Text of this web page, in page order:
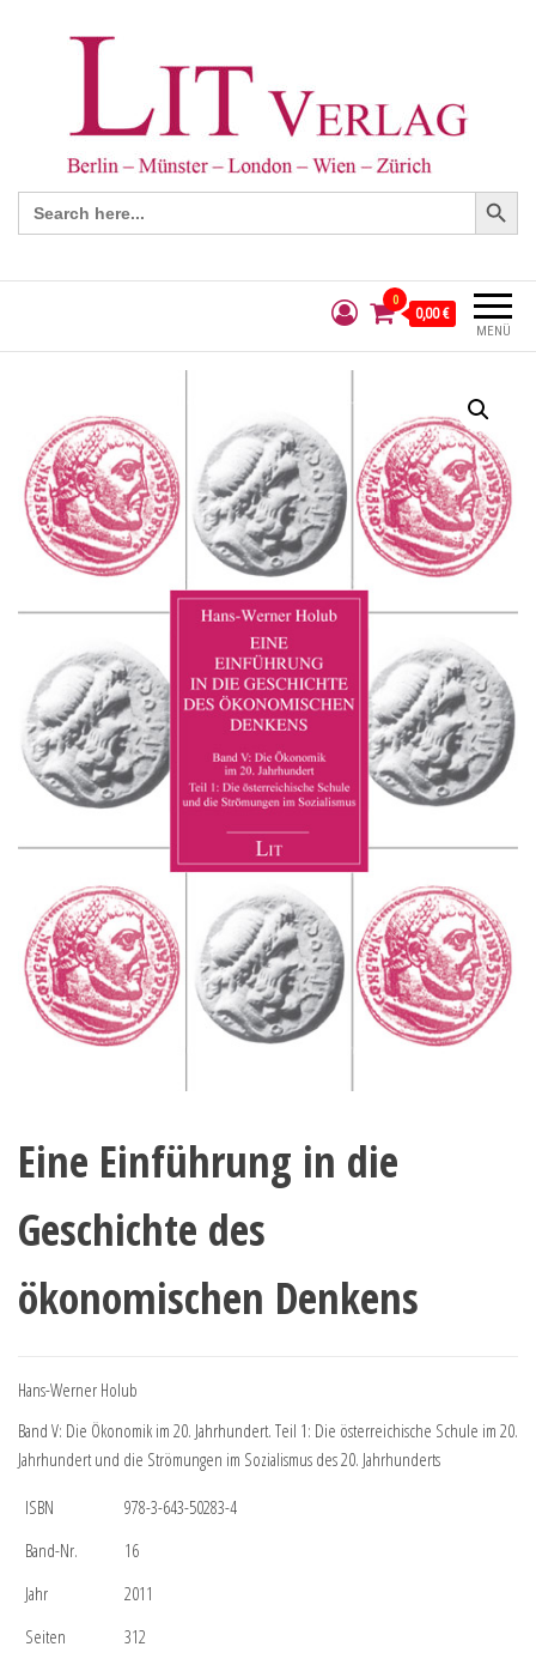
Search
for:
Search Button
MENÜ
0
0,00 €
Eine Einführung in die
Geschichte des
ökonomischen Denkens
Hans-Werner Holub
Band V: Die Ökonomik im 20. Jahrhundert. Teil 1: Die österreichische Schule im 20.
Jahrhundert und die Strömungen im Sozialismus des 20. Jahrhunderts
ISBN
978-3-643-50283-4
Band-Nr.
16
Jahr
2011
Seiten
312